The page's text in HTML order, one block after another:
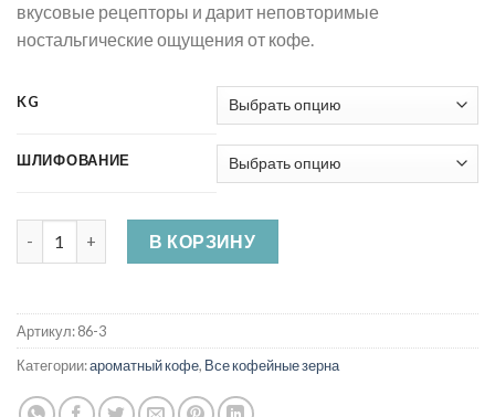
вкусовые рецепторы и дарит неповторимые
ностальгические ощущения от кофе.
KG
ШЛИФОВАНИЕ
Количество товара Кофе со вкусом шоколада и малины
В КОРЗИНУ
Артикул:86-3
Категории:ароматный кофе, Все кофейные зерна